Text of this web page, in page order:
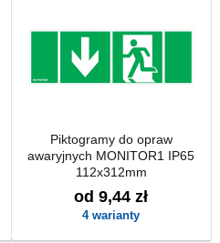
Piktogramy do opraw
awaryjnych MONITOR1 IP65
112x312mm
od 9,44 zł
4 warianty